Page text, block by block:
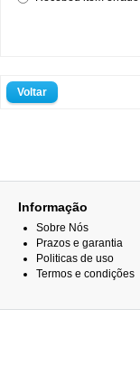
Voltar
Informação
Sobre Nós
Prazos e garantia
Politicas de uso
Termos e condições